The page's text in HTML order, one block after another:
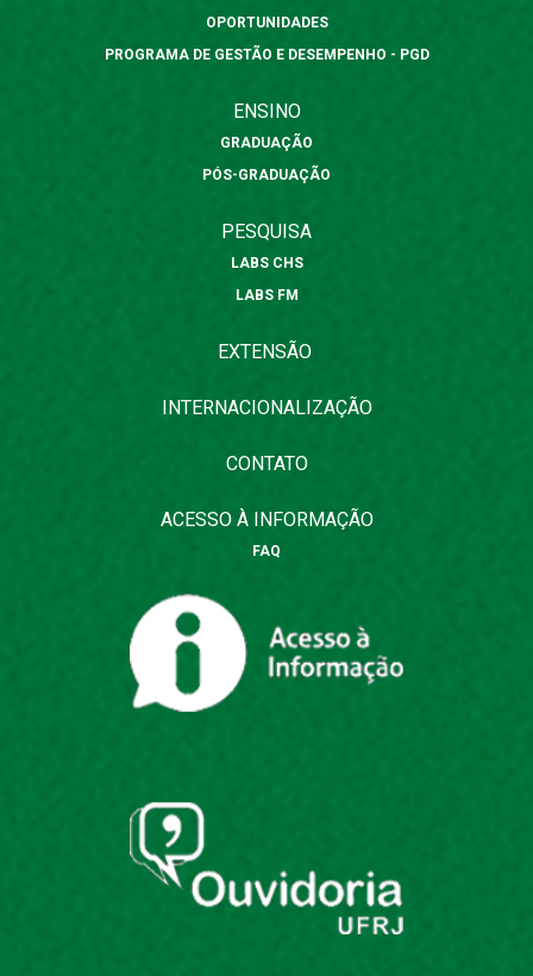
OPORTUNIDADES
PROGRAMA DE GESTÃO E DESEMPENHO - PGD
ENSINO
GRADUAÇÃO
PÓS-GRADUAÇÃO
PESQUISA
LABS CHS
LABS FM
EXTENSÃO
INTERNACIONALIZAÇÃO
CONTATO
ACESSO À INFORMAÇÃO
FAQ